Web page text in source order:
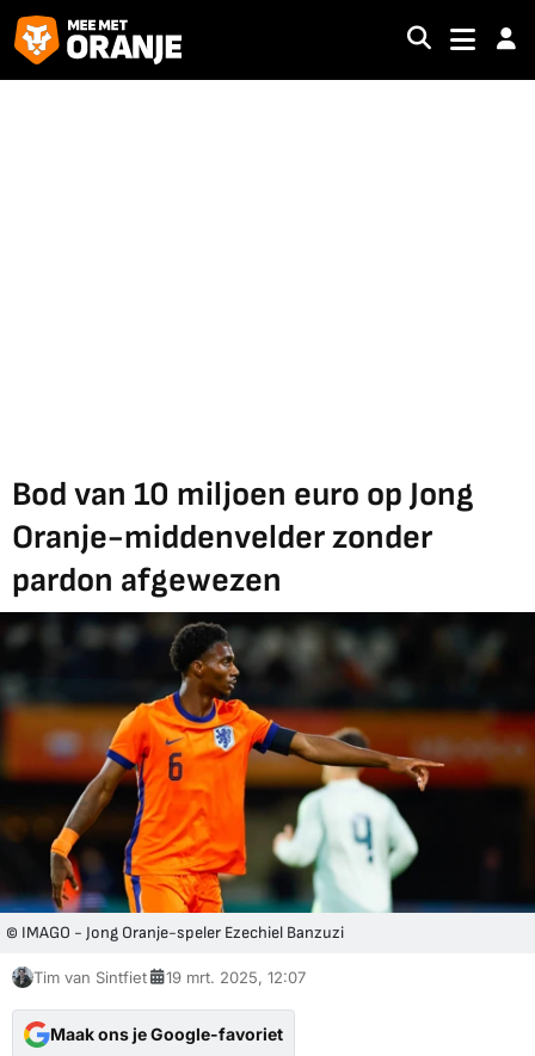
Bod van 10 miljoen euro op Jong
Oranje-middenvelder zonder
pardon afgewezen
© IMAGO - Jong Oranje-speler Ezechiel Banzuzi
Tim van Sintfiet 19 mrt. 2025, 12:07
Maak ons je Google-favoriet